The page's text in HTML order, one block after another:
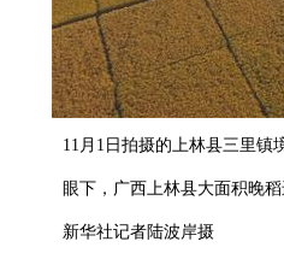
11月1日拍摄的上林县三里镇境
眼下，广西上林县大面积晚稻
新华社记者陆波岸摄